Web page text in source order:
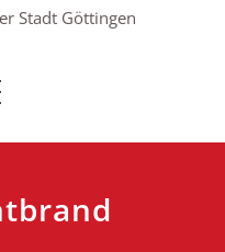
Stadt Göttingen
Navigation